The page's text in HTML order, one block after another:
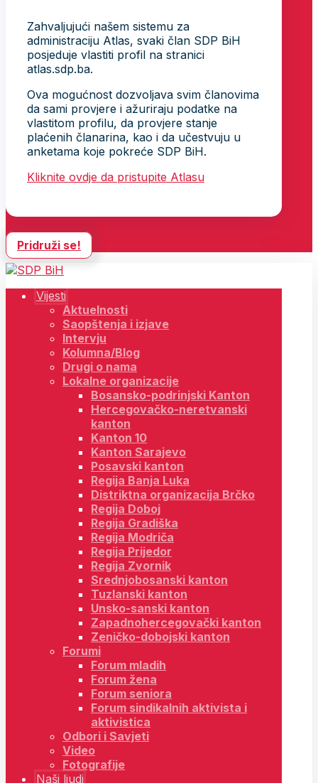
Zahvaljujući našem sistemu za
administraciju Atlas, svaki član SDP BiH
posjeduje vlastiti profil na stranici
atlas.sdp.ba.
Ova mogućnost dozvoljava svim članovima
da sami provjere i ažuriraju podatke na
vlastitom profilu, da provjere stanje
plaćenih članarina, kao i da učestvuju u
anketama koje pokreće SDP BiH.
Kliknite ovdje da pristupite Atlasu
Pridruži se!
Vijesti
Aktuelnosti
Saopštenja i izjave
Intervju
Kolumna/Blog
Drugi o nama
Lokalne organizacije
Bosansko-podrinjski Kanton
Hercegovačko-neretvanski
kanton
Kanton 10
Kanton Sarajevo
Posavski kanton
Regija Banja Luka
Distriktna organizacija Brčko
Regija Doboj
Regija Gradiška
Regija Modriča
Regija Prijedor
Regija Zvornik
Srednjobosanski kanton
Tuzlanski kanton
Unsko-sanski kanton
Zapadnohercegovački kanton
Zeničko-dobojski kanton
Forumi
Forum mladih
Forum žena
Forum seniora
Forum sindikalnih aktivista i
aktivistica
Odbori i Savjeti
Video
Fotografije
Naši ljudi